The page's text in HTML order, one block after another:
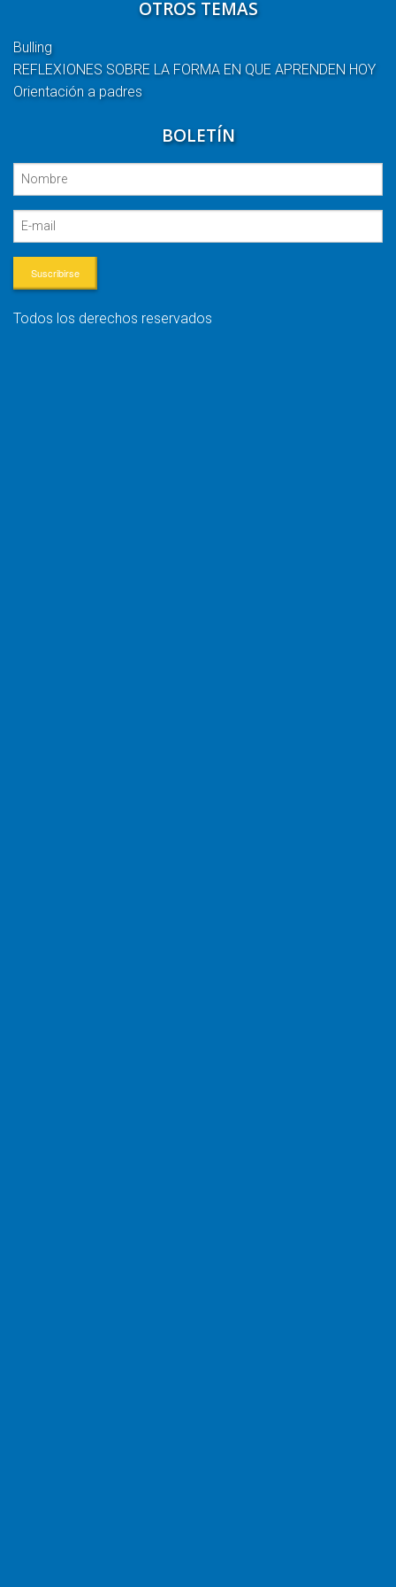
OTROS TEMAS
Bulling
REFLEXIONES SOBRE LA FORMA EN QUE APRENDEN HOY
Orientación a padres
BOLETÍN
Suscribirse
Todos los derechos reservados